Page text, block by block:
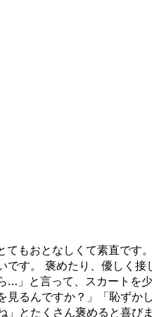
もおとなしくて素直です
す。 褒めたり、優しく
」と言って、スカートを
るんですか？」「恥ず
とたくさん褒めると喜びま